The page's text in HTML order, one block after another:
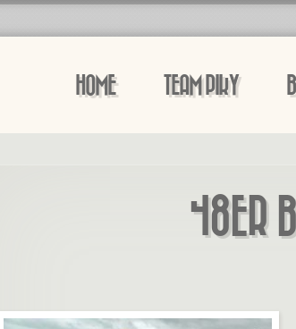
HOME TEAM PIKY
48ER